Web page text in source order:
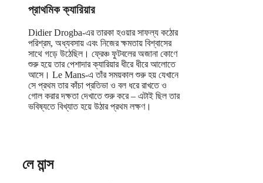
প্রাথমিক ক্যারিয়ার
Didier Drogba-এর তারকা হওয়ার সাফল্য কঠোর
পরিশ্রম, অধ্যবসায় এবং নিজের ক্ষমতায় বিশ্বাসের
সাথে গড়ে উঠেছিল। ফ্রেঞ্চ ফুটবলের অজানা কোণে
শুরু হয়ে তার পেশাদার ক্যারিয়ার ধীরে ধীরে আলোতে
আসে। Le Mans-এ তাঁর সময়কাল শুরু হয় যেখানে
সে প্রথম তার কাঁচা প্রতিভা ও বল ধরে রাখতে ও
গোল করার দক্ষতা দেখাতে শুরু করে – এটাই ছিল তার
ভবিষ্যতে বিখ্যাত হয়ে উঠার প্রথম লক্ষণ।
লে মান্স